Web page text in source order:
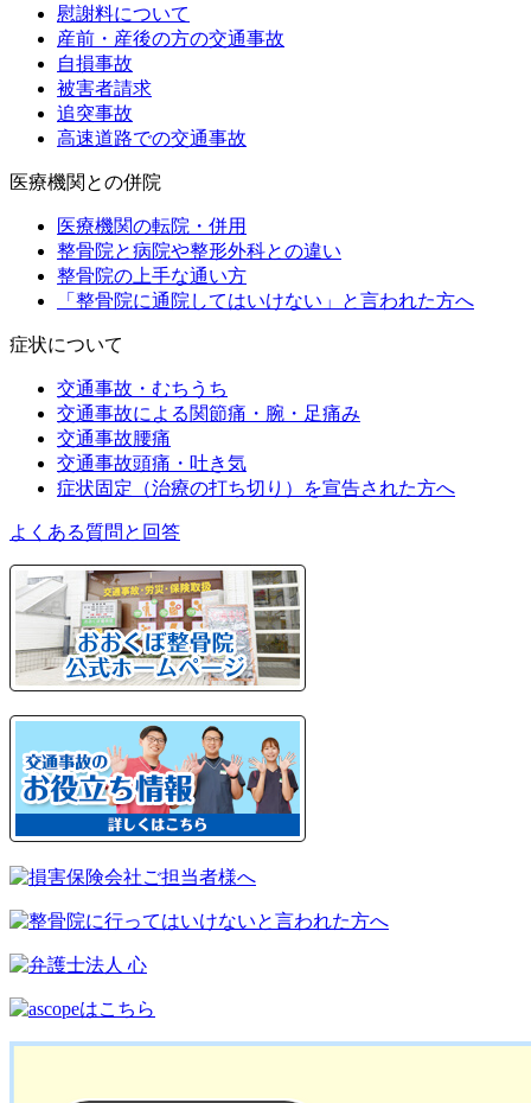
慰謝料について
産前・産後の方の交通事故
自損事故
被害者請求
追突事故
高速道路での交通事故
医療機関との併院
医療機関の転院・併用
整骨院と病院や整形外科との違い
整骨院の上手な通い方
「整骨院に通院してはいけない」と言われた方へ
症状について
交通事故・むちうち
交通事故による関節痛・腕・足痛み
交通事故腰痛
交通事故頭痛・吐き気
症状固定（治療の打ち切り）を宣告された方へ
よくある質問と回答